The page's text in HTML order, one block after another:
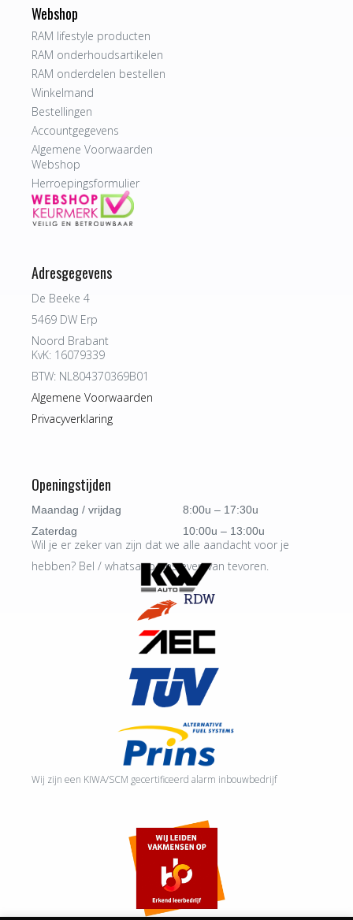
Webshop
RAM lifestyle producten
RAM onderhoudsartikelen
RAM onderdelen bestellen
Winkelmand
Bestellingen
Accountgegevens
Algemene Voorwaarden
Webshop
Herroepingsformulier
Adresgegevens
De Beeke 4
5469 DW Erp
Noord Brabant
KvK: 16079339
BTW: NL804370369B01
Algemene Voorwaarden
Privacyverklaring
Openingstijden
Maandag / vrijdag
8:00u – 17:30u
Zaterdag
10:00u – 13:00u
Wil je er zeker van zijn dat we alle aandacht voor je
hebben? Bel / whatsapp ons even van tevoren.
Wij zijn een KIWA/SCM gecertificeerd alarm inbouwbedrijf